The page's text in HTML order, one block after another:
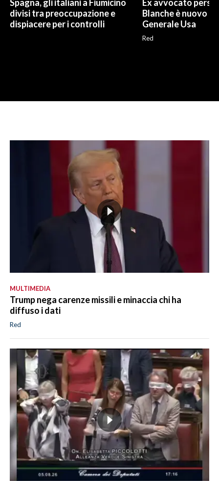
Spagna, gli italiani a Fiumicino
divisi tra preoccupazione e
dispiacere per i controlli
Ex avvocato
Blanche è nuovo
Generale Usa
Red
MULTIMEDIA
Trump nega carenze missili e minaccia chi ha
diffuso i dati
Red